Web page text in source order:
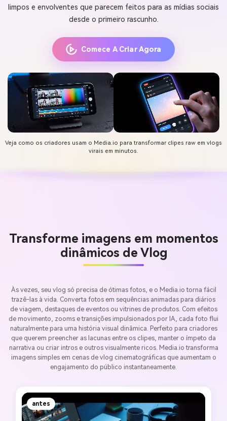
limpos e envolventes que parecem feitos para as mídias sociais
desde o primeiro rascunho.
Comece A Criar Agora
Veja como os criadores usam o Media.io para transformar clipes raw em vlogs
virais em minutos.
Transforme imagens em momentos
dinâmicos de Vlog
Às vezes, seu vlog só precisa de ótimas fotos, e o Media.io torna fácil
trazê-las à vida. Converta fotos em sequências animadas para diários
de viagem, destaques de eventos ou vitrines de produtos. Com efeitos
de movimento, zooms e transições impulsionados por IA, cada foto flui
naturalmente para uma história visual dinâmica. Perfeito para criadores
que querem preencher as lacunas entre os clipes, manter o ímpeto da
narrativa ou criar intros e outros visualmente ricos. Media.io transforma
imagens simples em cenas de vlog cinematográficas que aumentam o
engajamento do público instantaneamente.
antes